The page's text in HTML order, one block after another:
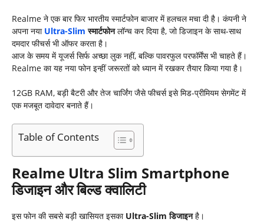
Realme ने एक बार फिर भारतीय स्मार्टफोन बाजार में हलचल मचा दी है। कंपनी ने
अपना नया Ultra-Slimस्मार्टफोनलॉन्च कर दिया है, जो डिजाइन के साथ-साथ
दमदार फीचर्स भी ऑफर करता है।
आज के समय में यूजर्स सिर्फ अच्छा लुक नहीं, बल्कि पावरफुल परफॉर्मेंस भी चाहते हैं।
Realme का यह नया फोन इन्हीं जरूरतों को ध्यान में रखकर तैयार किया गया है।
12GB RAM, बड़ी बैटरी और तेज चार्जिंग जैसे फीचर्स इसे मिड-प्रीमियम सेगमेंट में
एक मजबूत दावेदार बनाते हैं।
Table of Contents
Realme Ultra Slim Smartphone
डिजाइन और बिल्ड क्वालिटी
इस फोन की सबसे बड़ी खासियत इसका Ultra-Slimडिजाइनहै।